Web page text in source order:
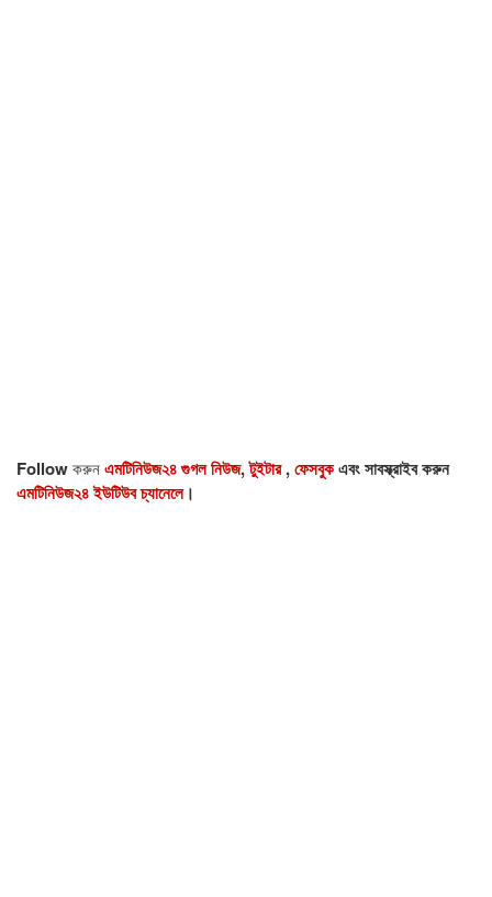
Followকরুনএমটিনিউজ২৪ গুগল নিউজ,টুইটার,ফেসবুকএবং সাবস্ক্রাইব করুন
এমটিনিউজ২৪ ইউটিউব চ্যানেলে।